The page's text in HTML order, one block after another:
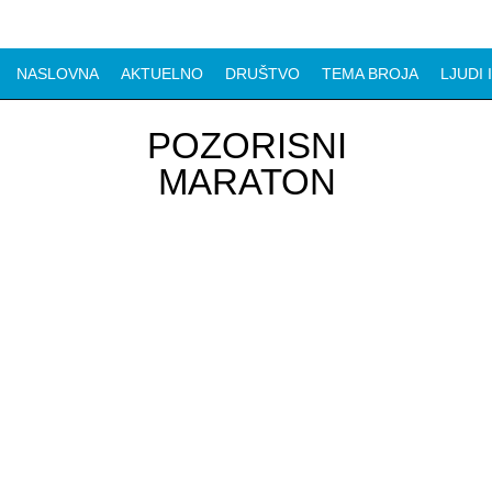
NASLOVNA AKTUELNO DRUŠTVO TEMA BROJA LJUDI
POZORISNI
MARATON